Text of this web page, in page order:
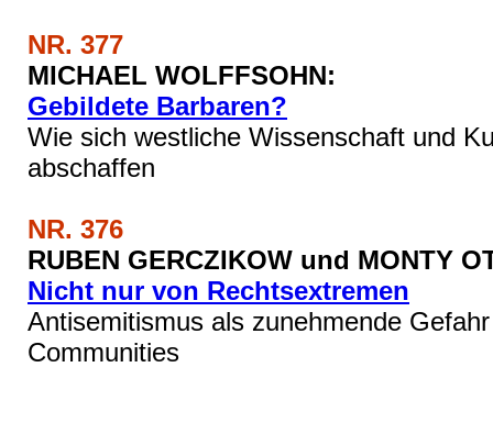
NR. 377
MICHAEL WOLFFSOHN:
Gebildete Barbaren?
Wie sich westliche Wissenschaft und
abschaffen
NR. 376
RUBEN GERCZIKOW und MONTY
Nicht nur von Rechtsextremen
Antisemitismus als zunehmende
Communities